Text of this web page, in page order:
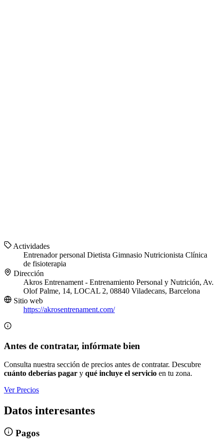
Actividades
Entrenador personal Dietista Gimnasio Nutricionista Clínica
de fisioterapia
Dirección
Akros Entrenament - Entrenamiento Personal y Nutrición, Av.
Olof Palme, 14, LOCAL 2, 08840 Viladecans, Barcelona
Sitio web
https://akrosentrenament.com/
Antes de contratar, infórmate bien
Consulta nuestra sección de precios antes de contratar. Descubre
cuánto deberías pagar y qué incluye el servicio en tu zona.
Ver Precios
Datos interesantes
Pagos